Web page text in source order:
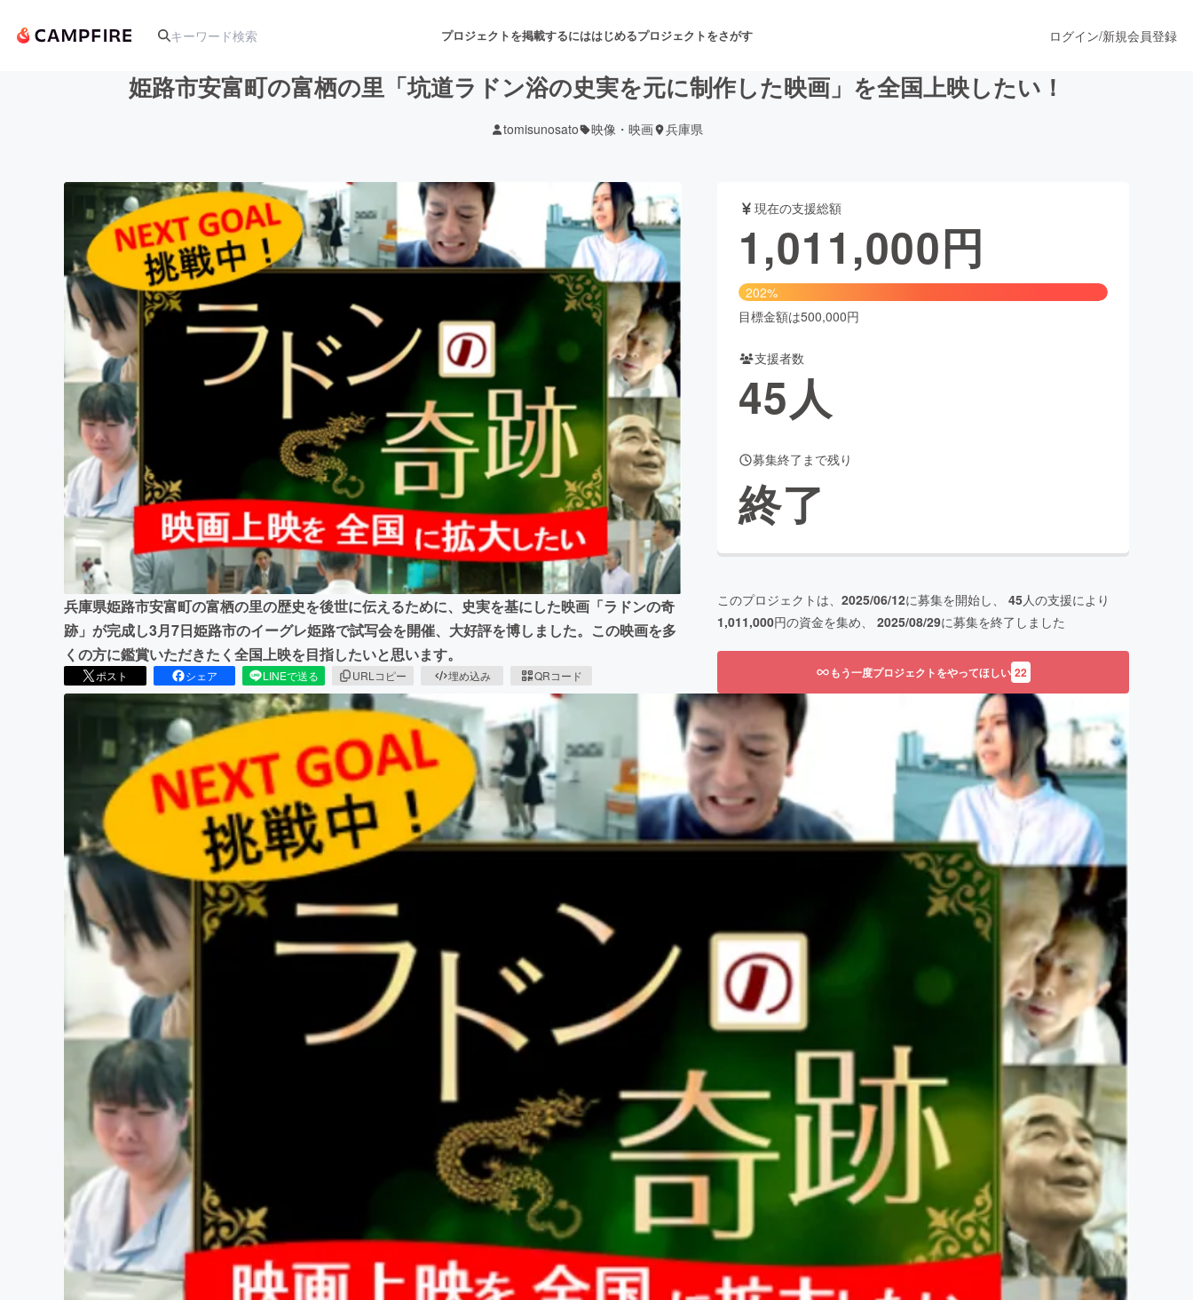
プロジェクトを掲載するにははじめるプロジェクトをさがす
アート・写真 音楽 舞台・パフォーマンス
テクノロジー・ガジェット ゲーム・サービス開発 フード・飲食店 ファッション
映像・映画 書籍・雑誌出版 アニメ・漫画
ビジネス・起業 チャレンジ ビューティー・ヘルスケア
まちづくり・地域活性化
CAMPFIRE for Social Good CAMPFIRE Creation
CAMPFIREふるさと納税 machi-yaコミュニティ
ログイン/新規会員登録
姫路市安富町の富栖の里「坑道ラドン浴の史実を元に制作した映画」を全国上映したい！
tomisunosato 映像・映画 兵庫県
兵庫県姫路市安富町の富栖の里の歴史を後世に伝えるために、史実を基にした映画「ラドンの奇
跡」が完成し3月7日姫路市のイーグレ姫路で試写会を開催、大好評を博しました。この映画を多
くの方に鑑賞いただきたく全国上映を目指したいと思います。
ポスト シェア LINEで送る URLコピー 埋め込み QRコード
現在の支援総額
1,011,000円
202%
目標金額は500,000円
支援者数
45人
募集終了まで残り
終了
このプロジェクトは、 2025/06/12に募集を開始し、 45人の支援により
1,011,000円の資金を集め、 2025/08/29に募集を終了しました
もう一度プロジェクトをやってほしい 22